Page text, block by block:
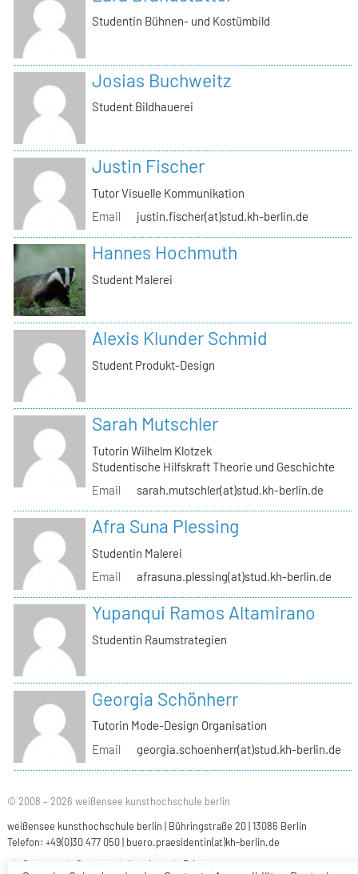
Studentin Bühnen- und Kostümbild
Josias Buchweitz
Student Bildhauerei
Justin Fischer
Tutor Visuelle Kommunikation
Email
justin.fischer(at)stud.kh-berlin.de
Hannes Hochmuth
Student Malerei
Alexis Klunder Schmid
Student Produkt-Design
Sarah Mutschler
Tutorin Wilhelm Klotzek
Studentische Hilfskraft Theorie und Geschichte
Email
sarah.mutschler(at)stud.kh-berlin.de
Afra Suna Plessing
Studentin Malerei
Email
afrasuna.plessing(at)stud.kh-berlin.de
Yupanqui Ramos Altamirano
Studentin Raumstrategien
Georgia Schönherr
Tutorin Mode-Design Organisation
Email
georgia.schoenherr(at)stud.kh-berlin.de
© 2008 – 2026 weißensee kunsthochschule berlin
weißensee kunsthochschule berlin | Bühringstraße 20 | 13086 Berlin
Telefon: +49(0)30 477 050 | buero.praesidentin(at)kh-berlin.de
Contact
Careers Imprint
Privacy